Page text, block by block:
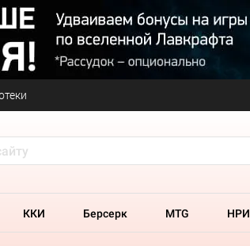
ККИ Берсерк MTG НРИ